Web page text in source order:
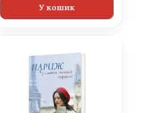
У кошик